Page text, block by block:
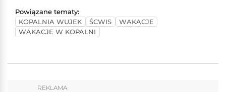
Powiązane tematy:
KOPALNIA WUJEK
ŚCWIS
WAKACJE
WAKACJE W KOPALNI
REKLAMA